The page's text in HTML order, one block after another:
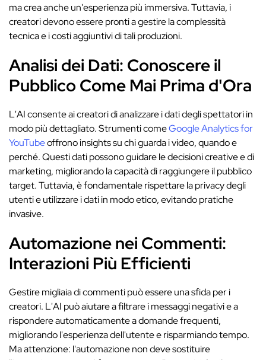
ma crea anche un'esperienza più immersiva. Tuttavia, i
creatori devono essere pronti a gestire la complessità
tecnica e i costi aggiuntivi di tali produzioni.
Analisi dei Dati: Conoscere il
Pubblico Come Mai Prima d'Ora
L'AI consente ai creatori di analizzare i dati degli spettatori in
modo più dettagliato. Strumenti comeGoogle Analytics for
YouTubeoffrono insights su chi guarda i video, quando e
perché. Questi dati possono guidare le decisioni creative e di
marketing, migliorando la capacità di raggiungere il pubblico
target. Tuttavia, è fondamentale rispettare la privacy degli
utenti e utilizzare i dati in modo etico, evitando pratiche
invasive.
Automazione nei Commenti:
Interazioni Più Efficienti
Gestire migliaia di commenti può essere una sfida per i
creatori. L'AI può aiutare a filtrare i messaggi negativi e a
rispondere automaticamente a domande frequenti,
migliorando l'esperienza dell'utente e risparmiando tempo.
Ma attenzione: l'automazione non deve sostituire